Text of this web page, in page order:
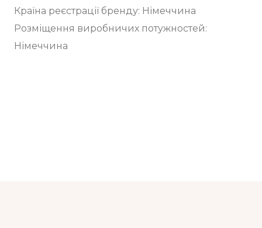
Країна реєстрації бренду: Німеччина
Розміщення виробничих потужностей:
Німеччина